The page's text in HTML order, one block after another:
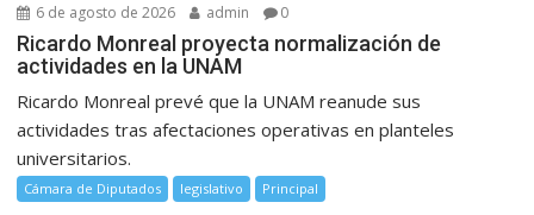
6 de agosto de 2026 admin 0
Ricardo Monreal proyecta normalización de
actividades en la UNAM
Ricardo Monreal prevé que la UNAM reanude sus
actividades tras afectaciones operativas en planteles
universitarios.
Cámara de Diputados legislativo Principal